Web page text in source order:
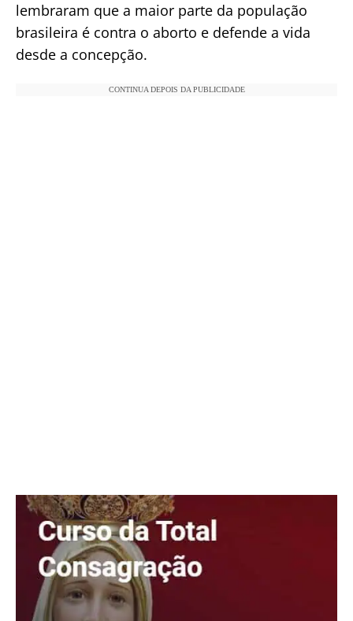
lembraram que a maior parte da população
brasileira é contra o aborto e defende a vida
desde a concepção.
CONTINUA DEPOIS DA PUBLICIDADE